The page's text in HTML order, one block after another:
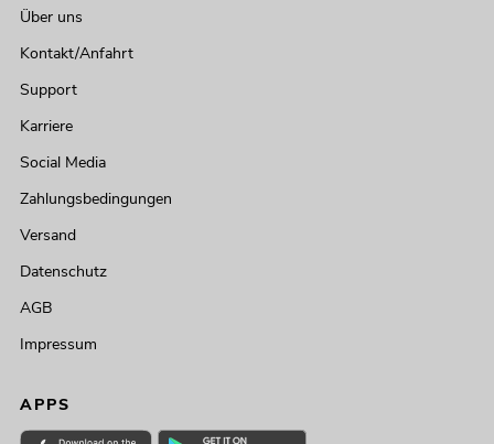
Über uns
Kontakt/Anfahrt
Support
Karriere
Social Media
Zahlungsbedingungen
Versand
Datenschutz
AGB
Impressum
APPS